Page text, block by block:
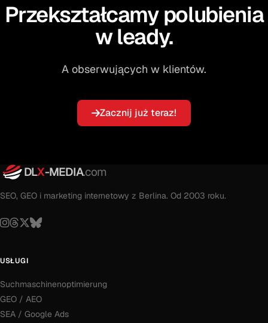
Przekształcamy polubienia
w leady.
A obserwujących w klientów.
Zacznij już teraz!
DLX-MEDIA.com
SEO, GEO i marketing internetowy z Berlina. Od 2003 roku.
USŁUGI
Suchmaschinenoptimierung
GEO / AEO
SEA / Google Ads